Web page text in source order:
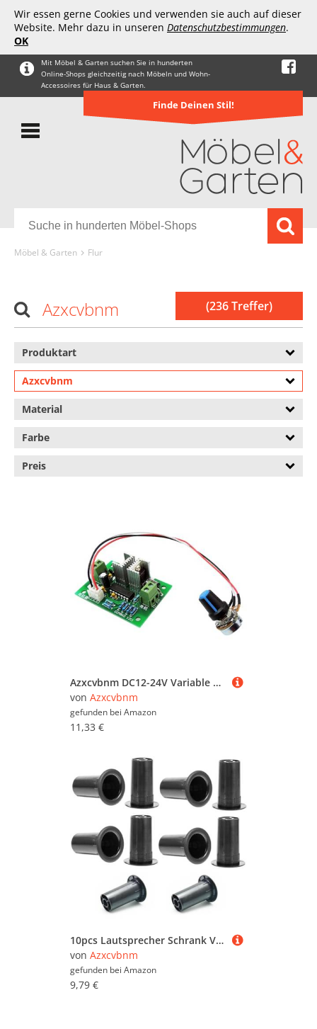
Wir essen gerne Cookies und verwenden sie auch auf dieser
Website. Mehr dazu in unseren Datenschutzbestimmungen.
OK
Mit Möbel & Garten suchen Sie in hunderten
Online-Shops gleichzeitig nach Möbeln und Wohn-
Accessoires für Haus & Garten.
Finde Deinen Stil!
Möbel & Garten Flur
(236 Treffer)
Azxcvbnm
Produktart
Azxcvbnm
Material
Farbe
Preis
Azxcvbnm DC12-24V Variable Speed ​​Controller Motor Einstellbarer Geschwindigkeitsregler Regler Für Computerprojekte
von Azxcvbnm
gefunden bei Amazon
11,33 €
10pcs Lautsprecher Schrank Vent Sound Pipe Subwoofer Lautsprecher Anschluss Bassrohrlautsprecher Röhrenlautsprecher Loch Crepe Spreader
von Azxcvbnm
gefunden bei Amazon
9,79 €